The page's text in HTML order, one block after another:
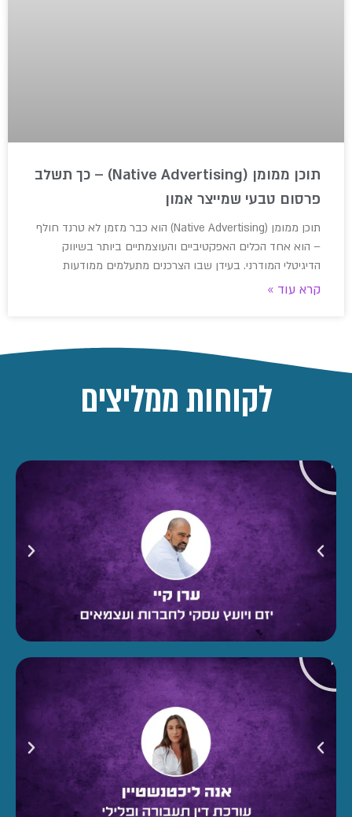
תוכן ממומן (Native Advertising) – כך תשלב
פרסום טבעי שמייצר אמון
תוכן ממומן (Native Advertising) הוא כבר מזמן לא טרנד חולף
– הוא אחד הכלים האפקטיביים והעוצמתיים ביותר בשיווק
הדיגיטלי המודרני. בעידן שבו הצרכנים מתעלמים ממודעות
קרא עוד »
לקוחות ממליצים